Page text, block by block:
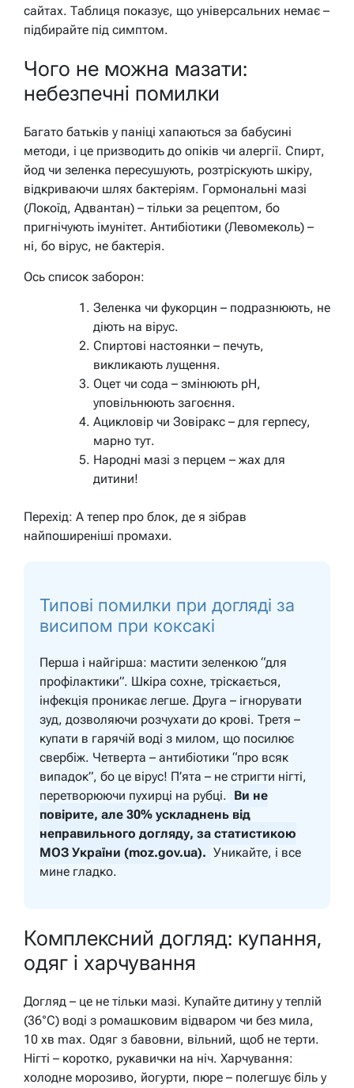
сайтах. Таблиця показує, що універсальних немає –
підбирайте під симптом.
Чого не можна мазати:
небезпечні помилки
Багато батьків у паніці хапаються за бабусині
методи, і це призводить до опіків чи алергії. Спирт,
йод чи зеленка пересушують, розтріскують шкіру,
відкриваючи шлях бактеріям. Гормональні мазі
(Локоїд, Адвантан) – тільки за рецептом, бо
пригнічують імунітет. Антибіотики (Левомеколь) –
ні, бо вірус, не бактерія.
Ось список заборон:
Зеленка чи фукорцин – подразнюють, не
діють на вірус.
Спиртові настоянки – печуть,
викликають лущення.
Оцет чи сода – змінюють pH,
уповільнюють загоєння.
Ацикловір чи Зовіракс – для герпесу,
марно тут.
Народні мазі з перцем – жах для
дитини!
Перехід: А тепер про блок, де я зібрав
найпоширеніші промахи.
Типові помилки при догляді за
висипом при коксакі
Перша і найгірша: мастити зеленкою “для
профілактики”. Шкіра сохне, тріскається,
інфекція проникає легше. Друга – ігнорувати
зуд, дозволяючи розчухати до крові. Третя –
купати в гарячій воді з милом, що посилює
свербіж. Четверта – антибіотики “про всяк
випадок”, бо це вірус! П’ята – не стригти нігті,
перетворюючи пухирці на рубці. Ви не
повірите, але 30% ускладнень від
неправильного догляду, за статистикою
МОЗ України (moz.gov.ua). Уникайте, і все
мине гладко.
Комплексний догляд: купання,
одяг і харчування
Догляд – це не тільки мазі. Купайте дитину у теплій
(36°C) воді з ромашковим відваром чи без мила,
10 хв max. Одяг з бавовни, вільний, щоб не терти.
Нігті – коротко, рукавички на ніч. Харчування:
холодне морозиво, йогурти, пюре – полегшує біль у